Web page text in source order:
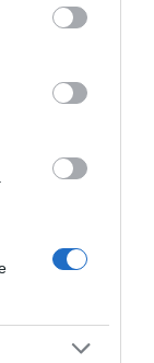
may click to
party tags to
below Google
εθνική
Άμυνα”
Google News